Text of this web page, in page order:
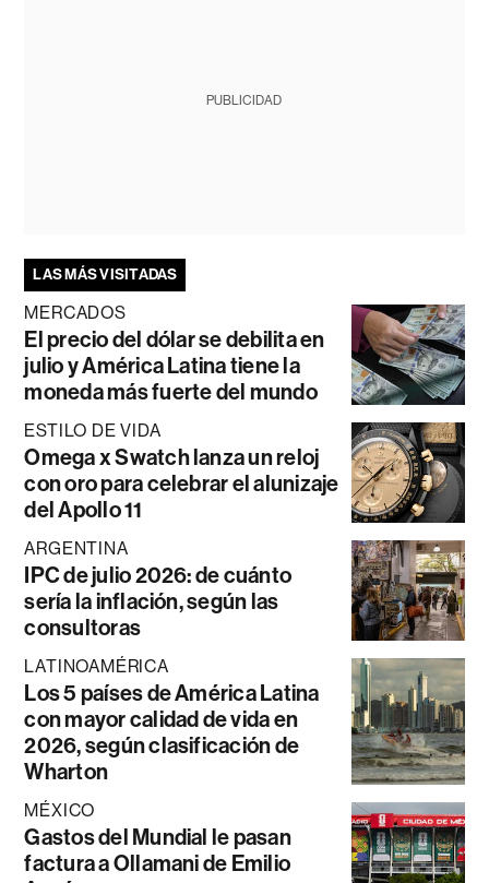
PUBLICIDAD
LAS MÁS VISITADAS
MERCADOS
El precio del dólar se debilita en
julio y América Latina tiene la
moneda más fuerte del mundo
ESTILO DE VIDA
Omega x Swatch lanza un reloj
con oro para celebrar el alunizaje
del Apollo 11
ARGENTINA
IPC de julio 2026: de cuánto
sería la inflación, según las
consultoras
LATINOAMÉRICA
Los 5 países de América Latina
con mayor calidad de vida en
2026, según clasificación de
Wharton
MÉXICO
Gastos del Mundial le pasan
factura a Ollamani de Emilio